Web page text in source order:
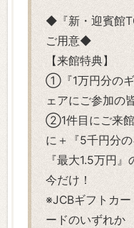
◆『新・迎賓館
ご用意◆
【来館特典】
①『1万円分のギ
ェアにご参加の
②1件目にご来館
に＋『5千円分
『最大1.5万円
今だけ！
※JCBギフトカ
ードのいずれか